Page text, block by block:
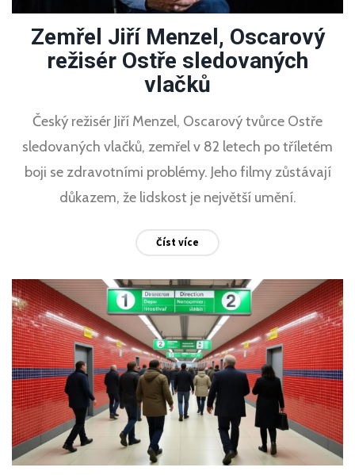
Zemřel Jiří Menzel, Oscarový
režisér Ostře sledovaných
vlačků
Český režisér Jiří Menzel, Oscarový tvůrce Ostře
sledovaných vlačků, zemřel v 82 letech po tříletém
boji se zdravotními problémy. Jeho filmy zůstávají
důkazem, že lidskost je největší umění.
Číst více